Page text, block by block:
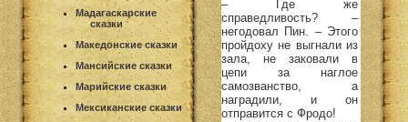
Мадагаскарские
сказки
Македонские сказки
Мансийские сказки
Марийские сказки
Мексиканские сказки
– Где же
справедливость? –
негодовал Пин. – Этого
пройдоху не выгнали из
зала, не заковали в
цепи за наглое
самозванство, а
наградили, и он
отправится с Фродо!